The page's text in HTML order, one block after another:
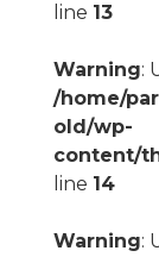
line 13
Warning:
/home/
old/wp-
content/
line 14
Warning: